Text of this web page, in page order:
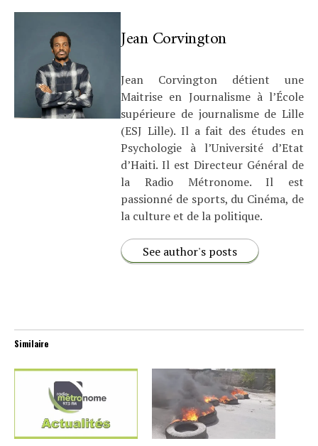
Jean Corvington
Jean Corvington détient une
Maitrise en Journalisme à l’École
supérieure de journalisme de Lille
(ESJ Lille). Il a fait des études en
Psychologie à l’Université d’Etat
d’Haiti. Il est Directeur Général de
la Radio Métronome. Il est
passionné de sports, du Cinéma, de
la culture et de la politique.
See author's posts
Similaire